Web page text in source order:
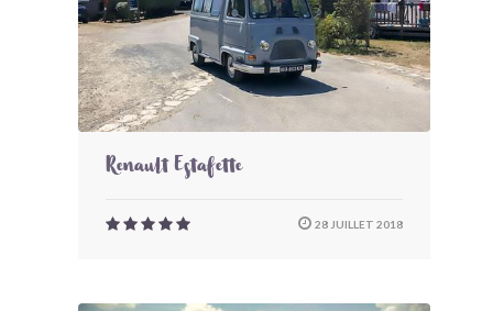
Renault Estafette
28 JUILLET 2018